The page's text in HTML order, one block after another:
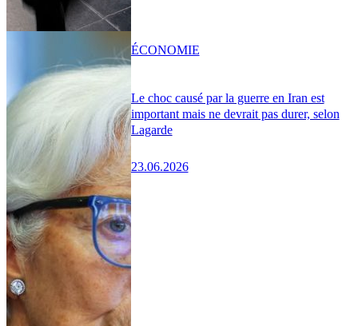
Le choc causé par la guerre en Iran est
important mais ne devrait pas durer, selon
Lagarde
23.06.2026
ÉCONOMIE